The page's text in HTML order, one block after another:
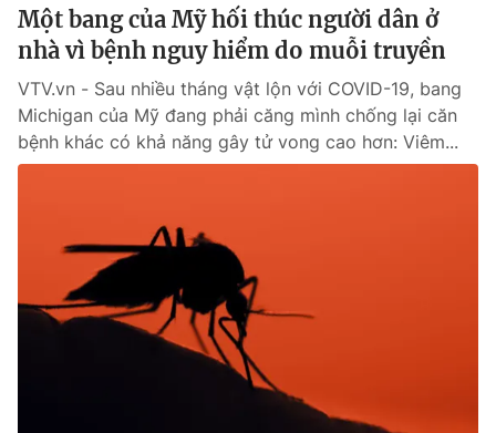
Một bang của Mỹ hối thúc người dân ở
nhà vì bệnh nguy hiểm do muỗi truyền
VTV.vn - Sau nhiều tháng vật lộn với COVID-19, bang
Michigan của Mỹ đang phải căng mình chống lại căn
bệnh khác có khả năng gây tử vong cao hơn: Viêm...